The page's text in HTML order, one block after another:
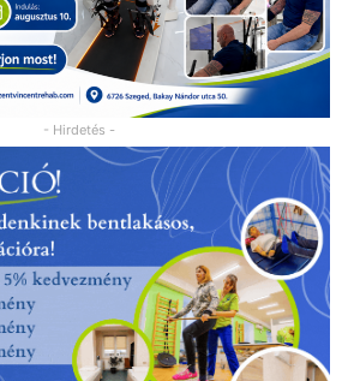
- Hirdetés -